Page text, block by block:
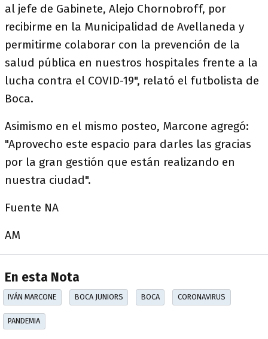
al jefe de Gabinete, Alejo Chornobroff, por
recibirme en la Municipalidad de Avellaneda y
permitirme colaborar con la prevención de la
salud pública en nuestros hospitales frente a la
lucha contra el COVID-19", relató el futbolista de
Boca.
Asimismo en el mismo posteo, Marcone agregó:
"Aprovecho este espacio para darles las gracias
por la gran gestión que están realizando en
nuestra ciudad".
Fuente NA
AM
En esta Nota
IVÁN MARCONE BOCA JUNIORS BOCA CORONAVIRUS
PANDEMIA